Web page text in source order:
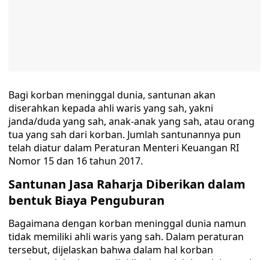
Bagi korban meninggal dunia, santunan akan
diserahkan kepada ahli waris yang sah, yakni
janda/duda yang sah, anak-anak yang sah, atau orang
tua yang sah dari korban. Jumlah santunannya pun
telah diatur dalam Peraturan Menteri Keuangan RI
Nomor 15 dan 16 tahun 2017.
Santunan Jasa Raharja Diberikan dalam
bentuk Biaya Penguburan
Bagaimana dengan korban meninggal dunia namun
tidak memiliki ahli waris yang sah. Dalam peraturan
tersebut, dijelaskan bahwa dalam hal korban